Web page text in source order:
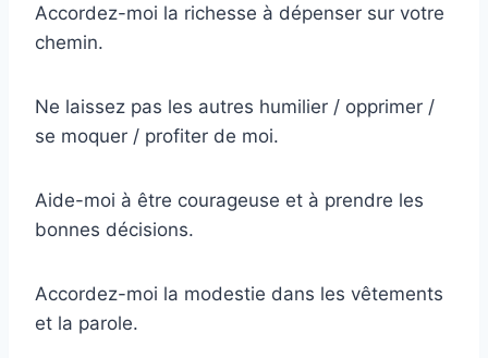
Accordez-moi la richesse à dépenser sur votre
chemin.
Ne laissez pas les autres humilier / opprimer /
se moquer / profiter de moi.
Aide-moi à être courageuse et à prendre les
bonnes décisions.
Accordez-moi la modestie dans les vêtements
et la parole.